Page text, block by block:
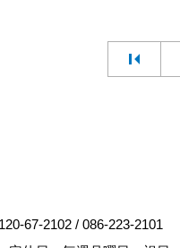
67-2102 / 086-223-2101